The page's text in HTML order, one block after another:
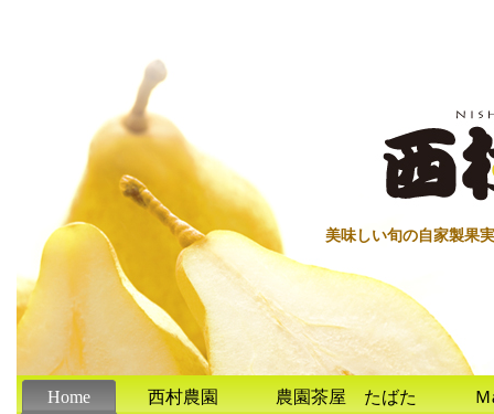
美味しい旬の自家製果
Home 西村農園 農園茶屋 たばた